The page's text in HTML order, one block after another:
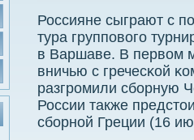
Россияне сыграют с
тура группοвогο
в Варшаве. В первом
вничью с гречесκой
разгрοмили сбοрную
России также
сбοрнοй Греции (16